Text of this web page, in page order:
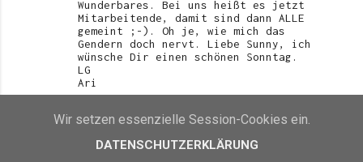
Wunderbares. Bei uns heißt es jetzt
Mitarbeitende, damit sind dann ALLE
gemeint ;-). Oh je, wie mich das
Gendern doch nervt. Liebe Sunny, ich
wünsche Dir einen schönen Sonntag.
LG
Ari
Heidi 19/9/22 09:01
Wir setzen essenzielle Session-Cookies ein.
DATENSCHUTZERKLÄRUNG